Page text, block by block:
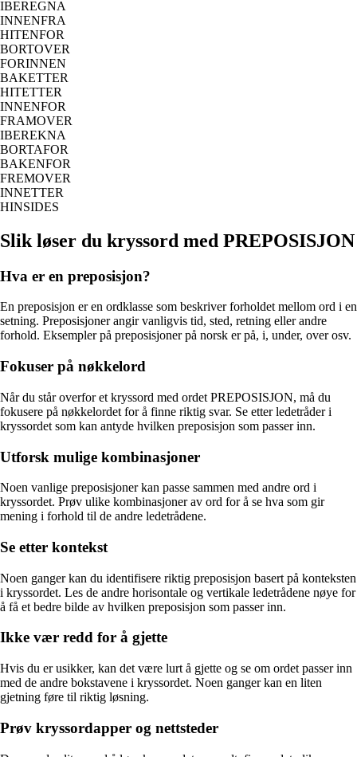
IBEREGNA
INNENFRA
HITENFOR
BORTOVER
FORINNEN
BAKETTER
HITETTER
INNENFOR
FRAMOVER
IBEREKNA
BORTAFOR
BAKENFOR
FREMOVER
INNETTER
HINSIDES
Slik løser du kryssord med PREPOSISJON
Hva er en preposisjon?
En preposisjon er en ordklasse som beskriver forholdet mellom ord i en
setning. Preposisjoner angir vanligvis tid, sted, retning eller andre
forhold. Eksempler på preposisjoner på norsk er på, i, under, over osv.
Fokuser på nøkkelord
Når du står overfor et kryssord med ordet PREPOSISJON, må du
fokusere på nøkkelordet for å finne riktig svar. Se etter ledetråder i
kryssordet som kan antyde hvilken preposisjon som passer inn.
Utforsk mulige kombinasjoner
Noen vanlige preposisjoner kan passe sammen med andre ord i
kryssordet. Prøv ulike kombinasjoner av ord for å se hva som gir
mening i forhold til de andre ledetrådene.
Se etter kontekst
Noen ganger kan du identifisere riktig preposisjon basert på konteksten
i kryssordet. Les de andre horisontale og vertikale ledetrådene nøye for
å få et bedre bilde av hvilken preposisjon som passer inn.
Ikke vær redd for å gjette
Hvis du er usikker, kan det være lurt å gjette og se om ordet passer inn
med de andre bokstavene i kryssordet. Noen ganger kan en liten
gjetning føre til riktig løsning.
Prøv kryssordapper og nettsteder